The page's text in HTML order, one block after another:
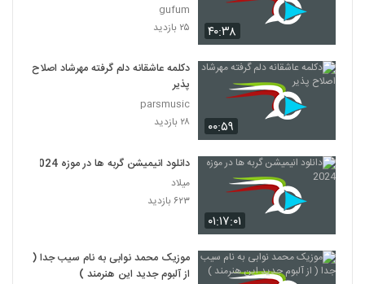
۴۰:۳۸
gufum
۲۵ بازدید
۰۰:۵۹
دکلمه عاشقانه دلم گرفته مهرشاد اصلاح
پذیر
parsmusic
۲۸ بازدید
۰۱:۱۷:۰۱
دانلود انیمیشن گربه ها در موزه 2024
میلاد
۶۲۳ بازدید
موزیک محمد نوابی به نام سیب جدا (
از آلبوم جدید این هنرمند )